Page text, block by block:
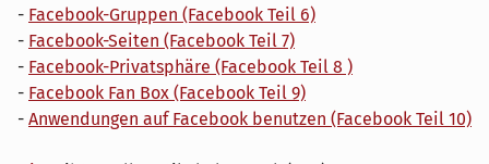
- Facebook-Gruppen (Facebook Teil 6)
- Facebook-Seiten (Facebook Teil 7)
- Facebook-Privatsphäre (Facebook Teil 8 )
- Facebook Fan Box (Facebook Teil 9)
- Anwendungen auf Facebook benutzen (Facebook Teil 10)